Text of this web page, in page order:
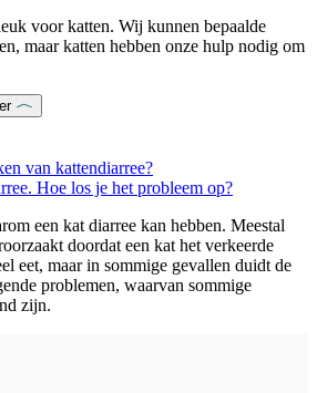
voor katten. Wij kunnen bepaalde
maar katten hebben onze hulp nodig om
van kattendiarree?
Hoe los je het probleem op?
een kat diarree kan hebben. Meestal
doordat een kat het verkeerde
eet, maar in sommige gevallen duidt de
problemen, waarvan sommige
zijn.